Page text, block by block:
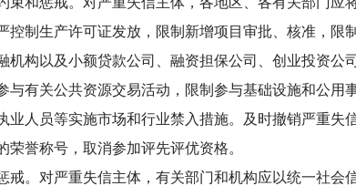
控制生产许可证发放，限制新增项目审批、核准，限
构以及小额贷款公司、融资担保公司、创业投资公
有关公共资源交易活动，限制参与基础设施和公用
业人员等实施市场和行业禁入措施。及时撤销严重失
誉称号，取消参加评先评优资格。
。对严重失信主体，有关部门和机构应以统一社会